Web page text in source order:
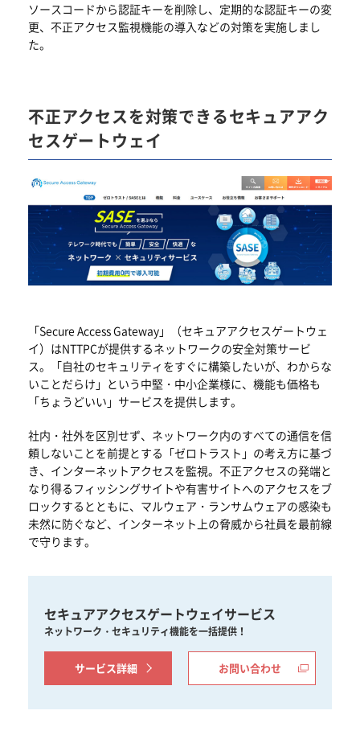
ソースコードから認証キーを削除し、定期的な認証キーの変
更、不正アクセス監視機能の導入などの対策を実施しまし
た。
不正アクセスを対策できるセキュアアク
セスゲートウェイ
「Secure Access Gateway」（セキュアアクセスゲートウェ
イ）はNTTPCが提供するネットワークの安全対策サービ
ス。「自社のセキュリティをすぐに構築したいが、わからな
いことだらけ」という中堅・中小企業様に、機能も価格も
「ちょうどいい」サービスを提供します。
社内・社外を区別せず、ネットワーク内のすべての通信を信
頼しないことを前提とする「ゼロトラスト」の考え方に基づ
き、インターネットアクセスを監視。不正アクセスの発端と
なり得るフィッシングサイトや有害サイトへのアクセスをブ
ロックするとともに、マルウェア・ランサムウェアの感染も
未然に防ぐなど、インターネット上の脅威から社員を最前線
で守ります。
セキュアアクセスゲートウェイサービス
ネットワーク・セキュリティ機能を一括提供！
サービス詳細 お問い合わせ